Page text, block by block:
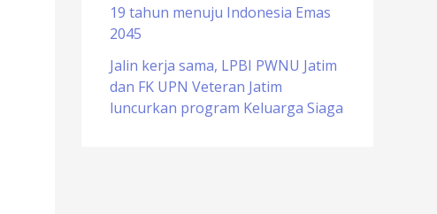
19 tahun menuju Indonesia Emas
2045
Jalin kerja sama, LPBI PWNU Jatim
dan FK UPN Veteran Jatim
luncurkan program Keluarga Siaga